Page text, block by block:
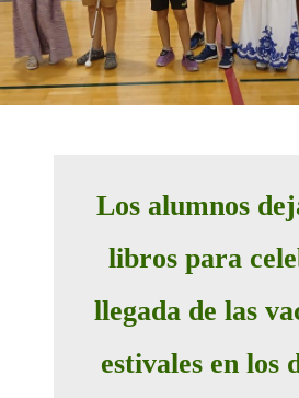
Los alumnos
libros para
llegada de las
estivales en los